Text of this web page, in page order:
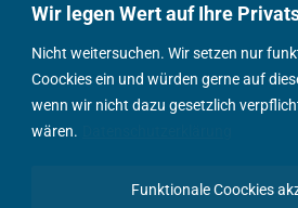
Wir legen Wert auf Ihre
Nicht weitersuchen. Wir setzen nur
Coockies ein und würden gerne auf
wenn wir nicht dazu gesetzlich
wären.
Funktionale Coockies
Fachbücher
Marktreport
Podcasts
Positionspapier
English Content